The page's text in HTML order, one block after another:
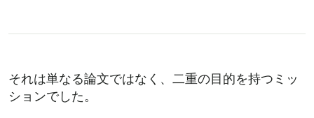
それは単なる論文ではなく、二重の目的を持つミッ
ションでした。